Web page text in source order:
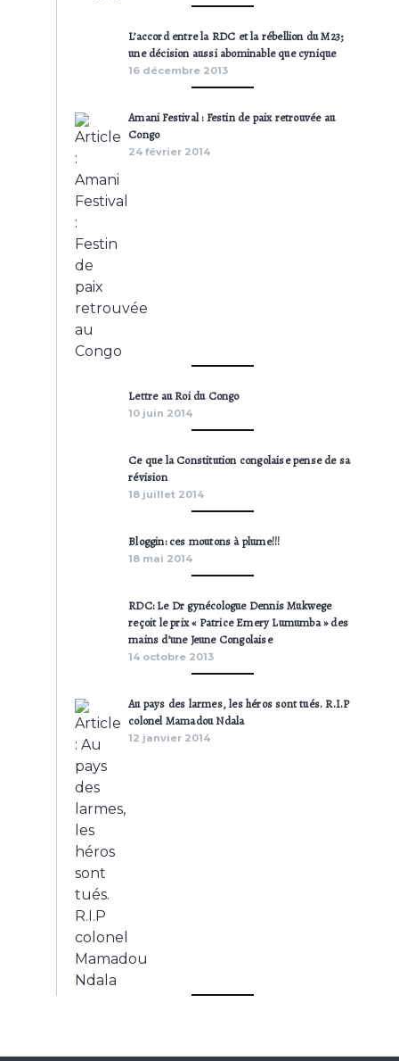
L’accord entre la RDC et la rébellion du M23;
une décision aussi abominable que cynique
16 décembre 2013
Amani Festival : Festin de paix retrouvée au
Congo
24 février 2014
Lettre au Roi du Congo
10 juin 2014
Ce que la Constitution congolaise pense de sa
révision
18 juillet 2014
Bloggin: ces moutons à plume!!!
18 mai 2014
RDC: Le Dr gynécologue Dennis Mukwege
reçoit le prix « Patrice Emery Lumumba » des
mains d’une Jeune Congolaise
14 octobre 2013
Au pays des larmes, les héros sont tués. R.I.P
colonel Mamadou Ndala
12 janvier 2014